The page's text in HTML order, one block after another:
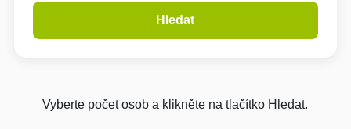
Hledat
Vyberte počet osob a klikněte na tlačítko Hledat.